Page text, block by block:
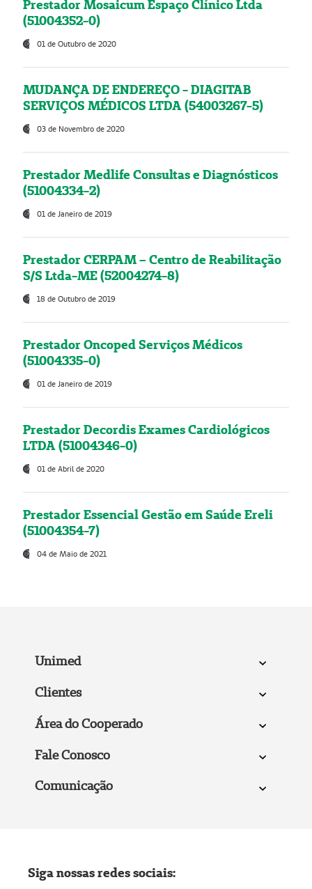
Prestador Mosaicum Espaço Clínico Ltda
(51004352-0)
01 de Outubro de 2020
MUDANÇA DE ENDEREÇO - DIAGITAB
SERVIÇOS MÉDICOS LTDA (54003267-5)
03 de Novembro de 2020
Prestador Medlife Consultas e Diagnósticos
(51004334-2)
01 de Janeiro de 2019
Prestador CERPAM – Centro de Reabilitação
S/S Ltda-ME (52004274-8)
18 de Outubro de 2019
Prestador Oncoped Serviços Médicos
(51004335-0)
01 de Janeiro de 2019
Prestador Decordis Exames Cardiológicos
LTDA (51004346-0)
01 de Abril de 2020
Prestador Essencial Gestão em Saúde Ereli
(51004354-7)
04 de Maio de 2021
Unimed
Clientes
Área do Cooperado
Fale Conosco
Comunicação
Siga nossas redes sociais: